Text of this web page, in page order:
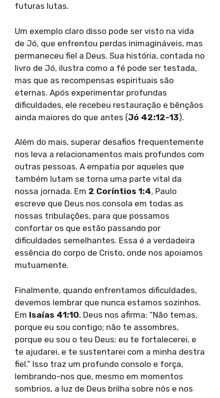
futuras lutas.
Um exemplo claro disso pode ser visto na vida
de Jó, que enfrentou perdas inimagináveis, mas
permaneceu fiel a Deus. Sua história, contada no
livro de Jó, ilustra como a fé pode ser testada,
mas que as recompensas espirituais são
eternas. Após experimentar profundas
dificuldades, ele recebeu restauração e bênçãos
ainda maiores do que antes (Jó 42:12-13).
Além do mais, superar desafios frequentemente
nos leva a relacionamentos mais profundos com
outras pessoas. A empatia por aqueles que
também lutam se torna uma parte vital da
nossa jornada. Em 2 Coríntios 1:4, Paulo
escreve que Deus nos consola em todas as
nossas tribulações, para que possamos
confortar os que estão passando por
dificuldades semelhantes. Essa é a verdadeira
essência do corpo de Cristo, onde nos apoiamos
mutuamente.
Finalmente, quando enfrentamos dificuldades,
devemos lembrar que nunca estamos sozinhos.
Em Isaías 41:10, Deus nos afirma: “Não temas,
porque eu sou contigo; não te assombres,
porque eu sou o teu Deus; eu te fortalecerei, e
te ajudarei, e te sustentarei com a minha destra
fiel.” Isso traz um profundo consolo e força,
lembrando-nos que, mesmo em momentos
sombrios, a luz de Deus brilha sobre nós e nos